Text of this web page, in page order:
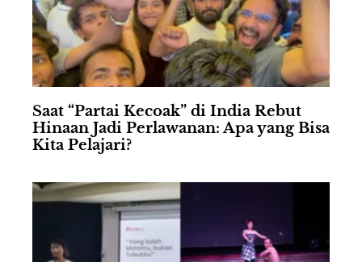
Saat “Partai Kecoak” di India Rebut
Hinaan Jadi Perlawanan: Apa yang Bisa
Kita Pelajari?